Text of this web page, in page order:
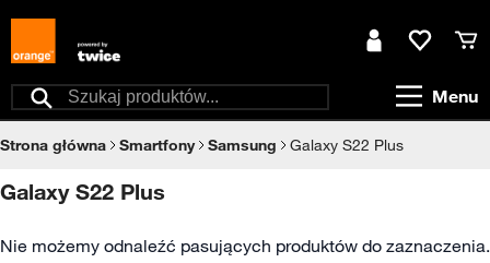
Przejdź do treści
Menu
Szukaj
Moje kontoUlubione
Strona główna Smartfony Samsung Galaxy S22 Plus
Galaxy S22 Plus
Nie możemy odnaleźć pasujących produktów do zaznaczenia.